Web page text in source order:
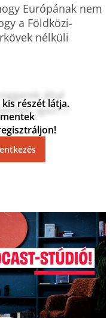
Európának nem
a Földközi-
nélküli
által
kis részét látja.